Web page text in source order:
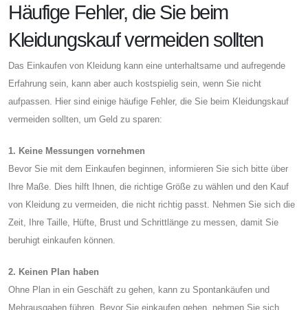
Häufige Fehler, die Sie beim
Kleidungskauf vermeiden sollten
Das Einkaufen von Kleidung kann eine unterhaltsame und aufregende
Erfahrung sein, kann aber auch kostspielig sein, wenn Sie nicht
aufpassen. Hier sind einige häufige Fehler, die Sie beim Kleidungskauf
vermeiden sollten, um Geld zu sparen:
1. Keine Messungen vornehmen
Bevor Sie mit dem Einkaufen beginnen, informieren Sie sich bitte über
Ihre Maße. Dies hilft Ihnen, die richtige Größe zu wählen und den Kauf
von Kleidung zu vermeiden, die nicht richtig passt. Nehmen Sie sich die
Zeit, Ihre Taille, Hüfte, Brust und Schrittlänge zu messen, damit Sie
beruhigt einkaufen können.
2. Keinen Plan haben
Ohne Plan in ein Geschäft zu gehen, kann zu Spontankäufen und
Mehrausgaben führen. Bevor Sie einkaufen gehen, nehmen Sie sich